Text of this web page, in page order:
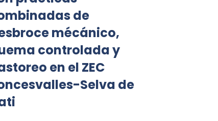
de
mécánico,
controlada y
en el ZEC
Selva de